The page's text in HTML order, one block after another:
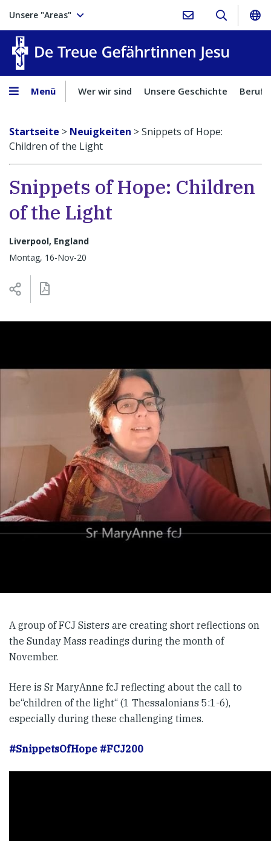
Unsere "Areas"
Menü Wer wir sind Unsere Geschichte
Startseite > Neuigkeiten >Snippets of Hope:
Children of the Light
Snippets of Hope: Children
of the Light
Liverpool, England
Montag, 16-Nov-20
A group of FCJ Sisters are creating short reflections on
the Sunday Mass readings during the month of
November.
Here is Sr MaryAnne fcJ reflecting about the call to
be“children of the light“ (1 Thessalonians 5:1-6),
especially during these challenging times.
#SnippetsOfHope #FCJ200